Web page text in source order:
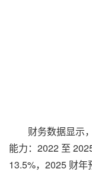
财务数据显示，
能力：2022 至
13.5%，2025 财